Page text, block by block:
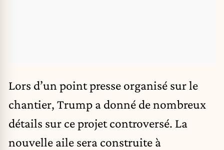
Lors d’un point presse organisé sur le
chantier, Trump a donné de nombreux
détails sur ce projet controversé. La
nouvelle aile sera construite à